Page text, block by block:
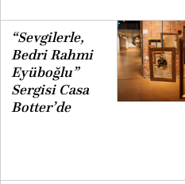
“Sevgilerle,
Bedri Rahmi
Eyüboğlu”
Sergisi Casa
Botter’de